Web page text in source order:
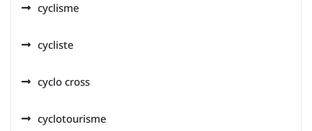
cyclisme
cycliste
cyclo cross
cyclotourisme